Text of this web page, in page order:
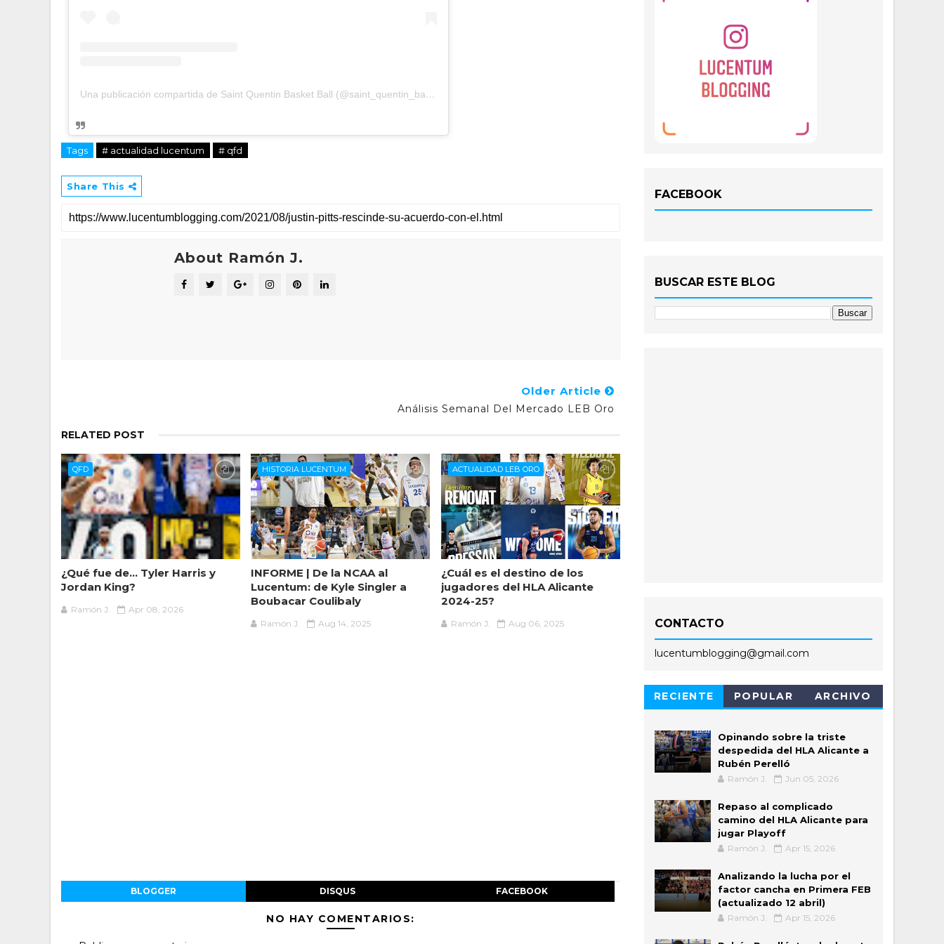
Una publicación compartida de Saint Quentin Basket Ball (@saint_quentin_basket_ball)
Tags # actualidad lucentum # qfd
Share This
About Ramón J.
Older Article
Análisis Semanal Del Mercado LEB Oro
RELATED POST
QFD
¿Qué fue de... Tyler Harris y
Jordan King?
Ramón J. Apr 08, 2026
HISTORIA LUCENTUM
INFORME | De la NCAA al
Lucentum: de Kyle Singler a
Boubacar Coulibaly
Ramón J. Aug 14, 2025
ACTUALIDAD LEB ORO
¿Cuál es el destino de los
jugadores del HLA Alicante
2024-25?
Ramón J. Aug 06, 2025
BLOGGER DISQUS FACEBOOK
NO HAY COMENTARIOS:
FACEBOOK
BUSCAR ESTE BLOG
CONTACTO
lucentumblogging@gmail.com
RECIENTE POPULAR ARCHIVO
Opinando sobre la triste
despedida del HLA Alicante a
Rubén Perelló
Ramón J. Jun 05, 2026
Repaso al complicado
camino del HLA Alicante para
jugar Playoff
Ramón J. Apr 15, 2026
Analizando la lucha por el
factor cancha en Primera FEB
(actualizado 12 abril)
Ramón J. Apr 15, 2026